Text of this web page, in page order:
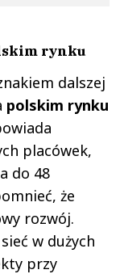
rynku
dalszej
polskim rynku
placówek,
do 48
że
rozwój.
w dużych
przy